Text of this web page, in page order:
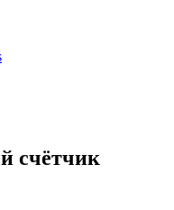
счётчик